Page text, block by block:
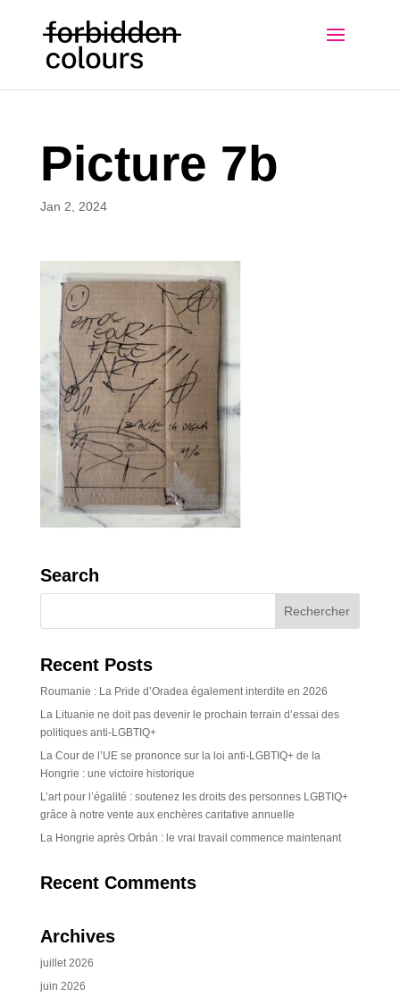
Picture 7b
Jan 2, 2024
Search
Recent Posts
Roumanie : La Pride d’Oradea également interdite en 2026
La Lituanie ne doit pas devenir le prochain terrain d’essai des
politiques anti-LGBTIQ+
La Cour de l’UE se prononce sur la loi anti-LGBTIQ+ de la
Hongrie : une victoire historique
L’art pour l’égalité : soutenez les droits des personnes LGBTIQ+
grâce à notre vente aux enchères caritative annuelle
La Hongrie après Orbán : le vrai travail commence maintenant
Recent Comments
Archives
juillet 2026
juin 2026